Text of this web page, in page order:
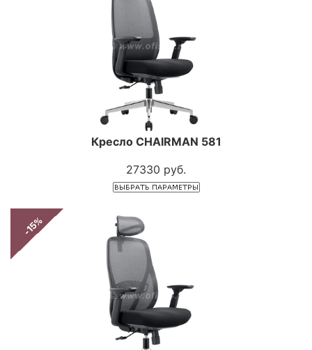
Кресло CHAIRMAN 581
27330 руб.
-15%